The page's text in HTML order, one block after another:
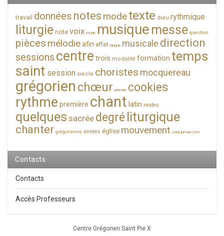
travail données notes modetexte dieu rythmique
liturgie note voix étude musique messe question
pièces mélodieafin effet langue musicale direction
sessions centre trois modalité formation temps
saint session siècle choristes mocquereau
grégorien chœur premier cookies
rythme première chant latin modes
quelques sacrée degré liturgique
chanter grégorienne années église mouvement JoelLipman.Com
Contacts
Contacts
Accès Professeurs
Centre Grégorien Saint Pie X